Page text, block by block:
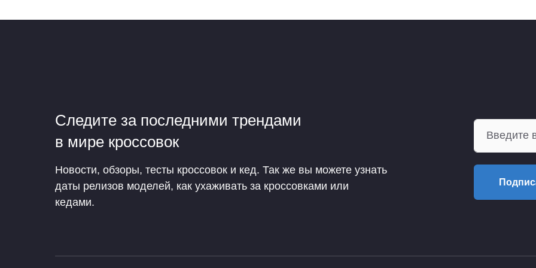
Следите за последними трендами
в мире кроссовок
Новости, обзоры, тесты кроссовок и кед. Так же вы можете узнать
даты релизов моделей, как ухаживать за кроссовками или
кедами.